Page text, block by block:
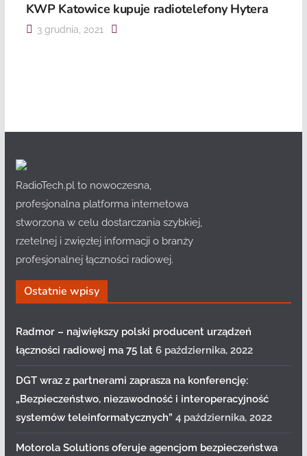
KWP Katowice kupuje radiotelefony Hytera
3 grudnia, 2021
RadioTech.pl to nowoczesna,
profesjonalna platforma internetowa
stworzona w celu dostarczania szybkiej,
rzetelnej i zwięzłej informacji o branży
profesjonalnej łączności radiowej.
Ostatnie wpisy
Radmor – największy polski producent urządzeń
łączności radiowej ma 75 lat 6 października, 2022
DGT wraz z partnerami zaprasza na konferencję:
„Bezpieczeństwo, niezawodność i interoperacyjność
systemów teleinformatycznych” 4 października, 2022
Motorola Solutions oferuje agencjom bezpieczeństwa